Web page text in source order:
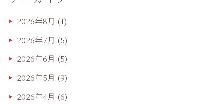
2026年8月 (1)
2026年7月 (5)
2026年6月 (5)
2026年5月 (9)
2026年4月 (6)